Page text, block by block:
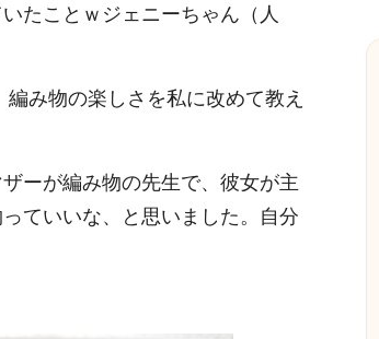
たことｗジェニーちゃん（人
み物の楽しさを私に改めて教え
ーが編み物の先生で、彼女が主
ていいな、と思いました。自分